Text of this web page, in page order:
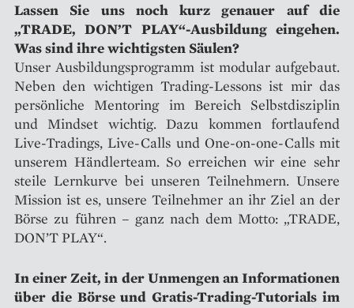
Lassen Sie uns noch kurz genauer auf die
„TRADE, DON’T PLAY“-Ausbildung eingehen.
Was sind ihre wichtigsten Säulen?
Unser Ausbildungsprogramm ist modular aufgebaut.
Neben den wichtigen Trading-Lessons ist mir das
persönliche Mentoring im Bereich Selbstdisziplin
und Mindset wichtig. Dazu kommen fortlaufend
Live-Tradings, Live-Calls und One-on-one-Calls mit
unserem Händlerteam. So erreichen wir eine sehr
steile Lernkurve bei unseren Teilnehmern. Unsere
Mission ist es, unsere Teilnehmer an ihr Ziel an der
Börse zu führen – ganz nach dem Motto: „TRADE,
DON’T PLAY“.
In einer Zeit, in der Unmengen an Informationen
über die Börse und Gratis-Trading-Tutorials im